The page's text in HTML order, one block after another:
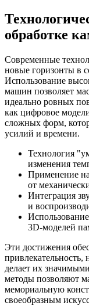
обработке
Современные
новые горизонты в
Использование
машин позволяет
идеально ровных
как цифровое
сложных форм,
усилий и времени.
Технология
изменения
Применение
от
Интеграция
и
3D-моделей
Эти достижения
делает их
методы позволяют
мемориальную
своеобразным